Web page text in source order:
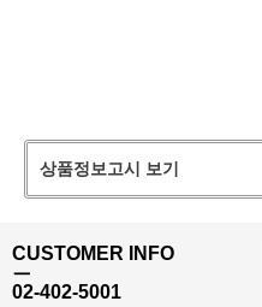
상품정보고시 보기
CUSTOMER INFO
ㅡ
02-402-5001